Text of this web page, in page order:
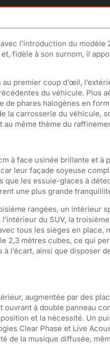
l’introduction du modèle
fidèle à son surnom, il
premier coup d’œil,
du véhicule. Plus
phares halogènes en
la carrosserie du véhicule,
au même thème du
à face usinée brillante et à
leur façade soyeuse
que les essuie-glaces à
une plus grande
rangées, un intérieur
du SUV, la
tous les sièges en place,
2,3 mètres cubes, ce qui
l’écart, ainsi que disposer
augmentée par des
ouvrant à double panneau
et la nécessité. Un
Clear Phase et Live
de la musique diffusée,